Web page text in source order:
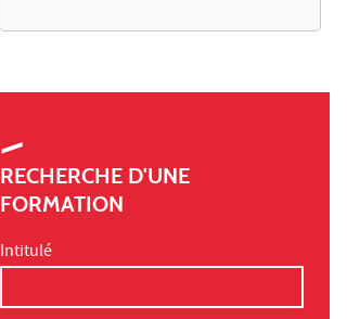
RECHERCHE D'UNE
FORMATION
Intitulé